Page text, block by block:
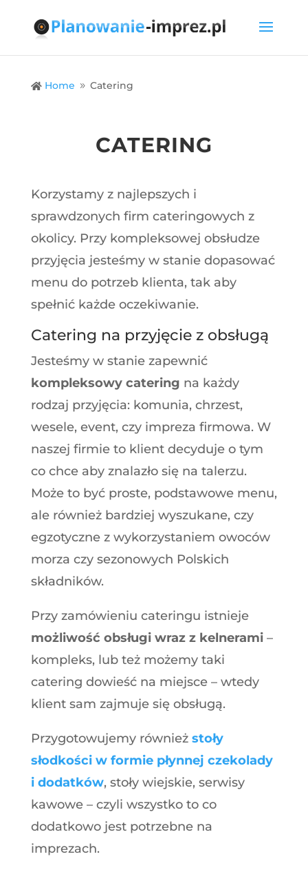
 Home 9 Catering
CATERING
Korzystamy z najlepszych i
sprawdzonych firm cateringowych z
okolicy. Przy kompleksowej obsłudze
przyjęcia jesteśmy w stanie dopasować
menu do potrzeb klienta, tak aby
spełnić każde oczekiwanie.
Catering na przyjęcie z obsługą
Jesteśmy w stanie zapewnić
kompleksowy catering na każdy
rodzaj przyjęcia: komunia, chrzest,
wesele, event, czy impreza firmowa. W
naszej firmie to klient decyduje o tym
co chce aby znalazło się na talerzu.
Może to być proste, podstawowe menu,
ale również bardziej wyszukane, czy
egzotyczne z wykorzystaniem owoców
morza czy sezonowych Polskich
składników.
Przy zamówieniu cateringu istnieje
możliwość obsługi wraz z kelnerami–
kompleks, lub też możemy taki
catering dowieść na miejsce – wtedy
klient sam zajmuje się obsługą.
Przygotowujemy również stoły
słodkości w formie płynnej czekolady
i dodatków, stoły wiejskie, serwisy
kawowe – czyli wszystko to co
dodatkowo jest potrzebne na
imprezach.